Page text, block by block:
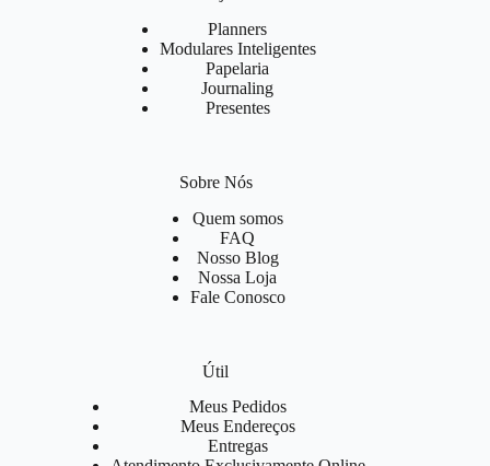
Planners
Modulares Inteligentes
Papelaria
Journaling
Presentes
Sobre Nós
Quem somos
FAQ
Nosso Blog
Nossa Loja
Fale Conosco
Útil
Meus Pedidos
Meus Endereços
Entregas